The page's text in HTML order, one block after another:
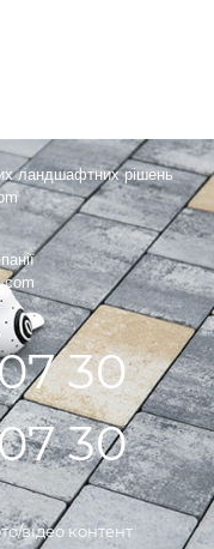
ландшафтних рішень
30
30
відео контент